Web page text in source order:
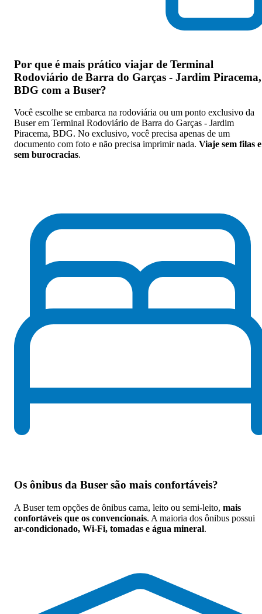
Por que é mais prático viajar de Terminal
Rodoviário de Barra do Garças - Jardim Piracema,
BDG com a Buser?
Você escolhe se embarca na rodoviária ou um ponto exclusivo da
Buser em Terminal Rodoviário de Barra do Garças - Jardim
Piracema, BDG. No exclusivo, você precisa apenas de um
documento com foto e não precisa imprimir nada. Viaje sem filas e
sem burocracias.
Os ônibus da Buser são mais confortáveis?
A Buser tem opções de ônibus cama, leito ou semi-leito, mais
confortáveis que os convencionais. A maioria dos ônibus possui
ar-condicionado, Wi-Fi, tomadas e água mineral.